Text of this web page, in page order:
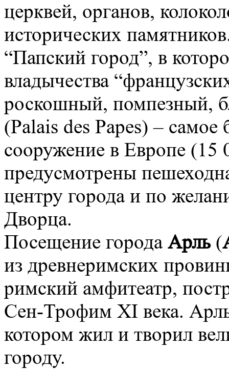
церквей, органов,
исторических
“Папский город”, в
владычества
роскошный, помпезный,
(Palais des Papes) – самое
сооружение в Европе
предусмотрены
центру города и по
Дворца.
Посещение города Арль(
из древнеримских
римский амфитеатр,
Сен-Трофим XI века. Арль
котором жил и творил
городу.